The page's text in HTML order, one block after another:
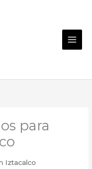
para
Iztacalco